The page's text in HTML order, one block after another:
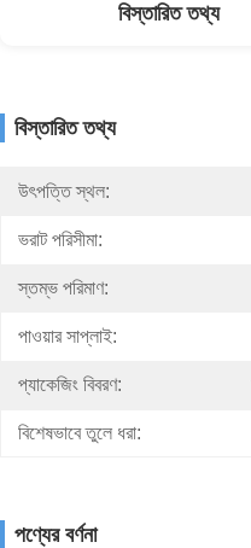
বিস্তারিত তথ্য
বিস্তারিত তথ্য
উৎপত্তি স্থল:
ভরাট পরিসীমা:
স্তম্ভ পরিমাণ:
পাওয়ার সাপ্লাই:
প্যাকেজিং বিবরণ:
বিশেষভাবে তুলে ধরা:
পণ্যের বর্ণনা